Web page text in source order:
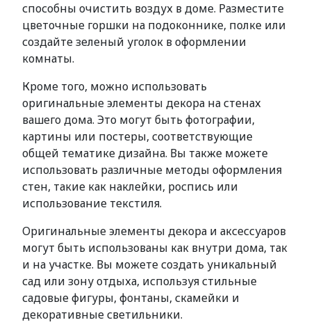
способны очистить воздух в доме. Разместите
цветочные горшки на подоконнике, полке или
создайте зеленый уголок в оформлении
комнаты.
Кроме того, можно использовать
оригинальные элементы декора на стенах
вашего дома. Это могут быть фотографии,
картины или постеры, соответствующие
общей тематике дизайна. Вы также можете
использовать различные методы оформления
стен, такие как наклейки, роспись или
использование текстиля.
Оригинальные элементы декора и аксессуаров
могут быть использованы как внутри дома, так
и на участке. Вы можете создать уникальный
сад или зону отдыха, используя стильные
садовые фигуры, фонтаны, скамейки и
декоративные светильники.